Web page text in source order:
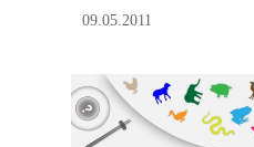
09.05.2011